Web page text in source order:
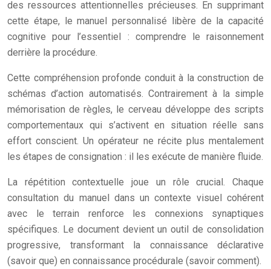
des ressources attentionnelles précieuses. En supprimant
cette étape, le manuel personnalisé libère de la capacité
cognitive pour l’essentiel : comprendre le raisonnement
derrière la procédure.
Cette compréhension profonde conduit à la construction de
schémas d’action automatisés. Contrairement à la simple
mémorisation de règles, le cerveau développe des scripts
comportementaux qui s’activent en situation réelle sans
effort conscient. Un opérateur ne récite plus mentalement
les étapes de consignation : il les exécute de manière fluide.
La répétition contextuelle joue un rôle crucial. Chaque
consultation du manuel dans un contexte visuel cohérent
avec le terrain renforce les connexions synaptiques
spécifiques. Le document devient un outil de consolidation
progressive, transformant la connaissance déclarative
(savoir que) en connaissance procédurale (savoir comment).